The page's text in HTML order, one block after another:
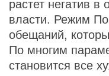
растет негатив в
власти. Режим
обещаний,
По многим
становится все